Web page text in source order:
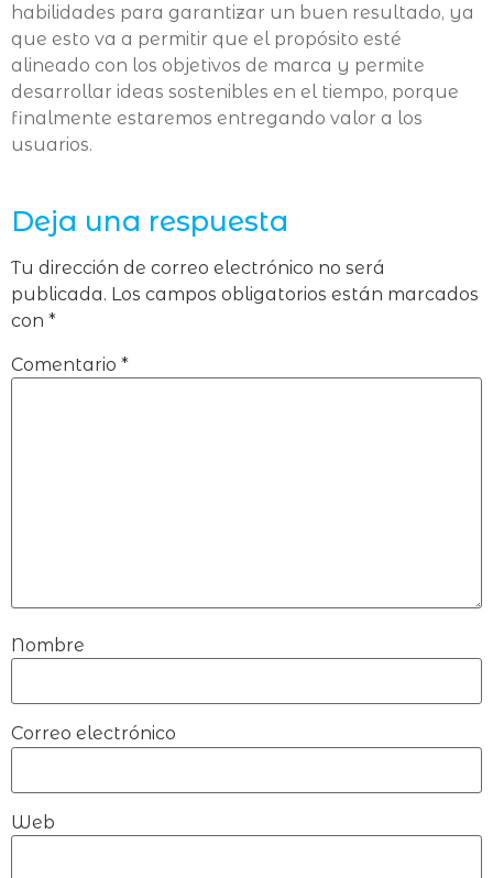
habilidades para garantizar un buen resultado, ya
que esto va a permitir que el propósito esté
alineado con los objetivos de marca y permite
desarrollar ideas sostenibles en el tiempo, porque
finalmente estaremos entregando valor a los
usuarios.
Deja una respuesta
Tu dirección de correo electrónico no será
publicada. Los campos obligatorios están marcados
con *
Comentario *
Nombre
Correo electrónico
Web